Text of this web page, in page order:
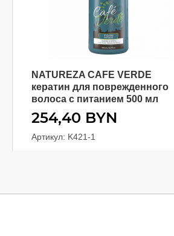
В КОРЗИНУ
NATUREZA CAFE VERDE
кератин для поврежденного
волоса с питанием 500 мл
254,40 BYN
Артикул: K421-1